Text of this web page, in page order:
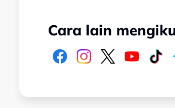
Cara lain